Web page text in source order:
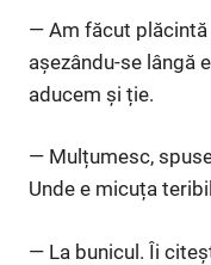
— Am făcut plăcintă
așezându-se lângă
aducem și ție.
— Mulțumesc,
Unde e micuța
— La bunicul. Îi